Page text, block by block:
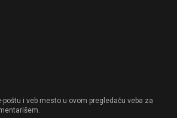
poštu i veb mesto u ovom pregledaču veba za